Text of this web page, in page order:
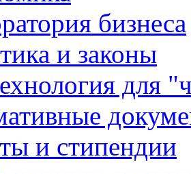
бизнеса
и законы
для
и стипендии